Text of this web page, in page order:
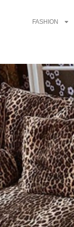
FASHION